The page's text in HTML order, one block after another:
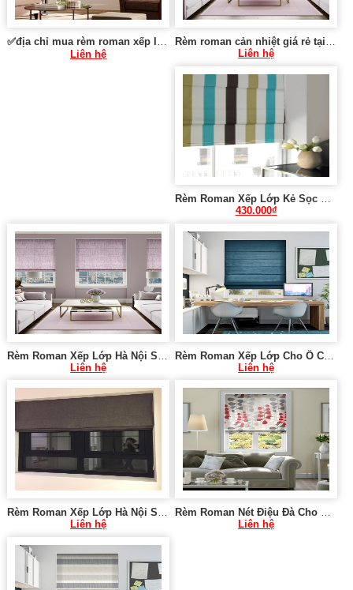
✅địa chỉ mua rèm roman xếp lớp tại Tây Hồ Hà Nội 0975 765 295 SK285
Liên hệ
Rèm roman cản nhiệt giá rẻ tại Hà Nội 0975 765 295 SK002
Liên hệ
430.000₫
Liên hệ
Rèm Roman Xếp Lớp Cho Ô Cửa Nhỏ Hà Nội SK938
Liên hệ
Rèm Roman Xếp Lớp Hà Nội SK1049
Liên hệ
Rèm Roman Nét Điệu Đà Cho Khách Sạn SK972
Liên hệ